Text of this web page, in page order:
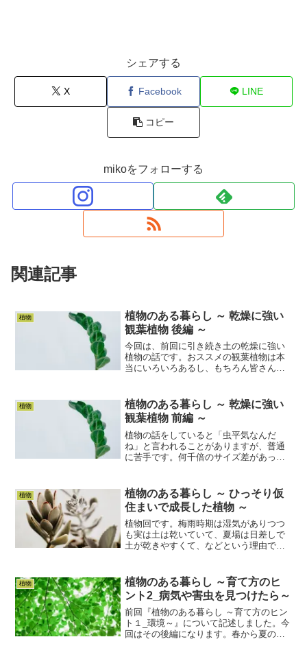
シェアする
X Facebook LINE
コピー
mikoをフォローする
関連記事
植物
植物のある暮らし ～ 乾燥に強い
観葉植物 後編 ～
今回は、前回に引き続き土の乾燥に強い
植物の話です。おススメの観葉植物は本
当にいろいろあるし、もちろん皆さんの
す。ガジュマル植物屋さんなら必ずある
といってもいい、ポピュ...
植物
植物のある暮らし ～ 乾燥に強い
観葉植物 前編 ～
植物の話をしていると「虫平気なんだ
ね」と言われることがありますが、普通
に苦手です。何千倍のサイズ差があって
に虫が苦手）。色々植物の育て方につい
て偉そうに書いていますが、...
植物
植物のある暮らし ～ ひっそり仮
住まいで成長した植物 ～
植物回です。梅雨時期は湿気がありつつ
も実は土は乾いていて、夏場は日差しで
土が乾きやすくて、などという理由で水
ですよね（いきなりしみじみ）さて、今
回はうちのベランダにひっ...
植物
植物のある暮らし ～育て方のヒ
ント2_病気や害虫を見つけたら～
前回『植物のある暮らし ～育て方のヒン
ト１_環境～』について記述しました。今
回はその後編になります。春から夏の暖